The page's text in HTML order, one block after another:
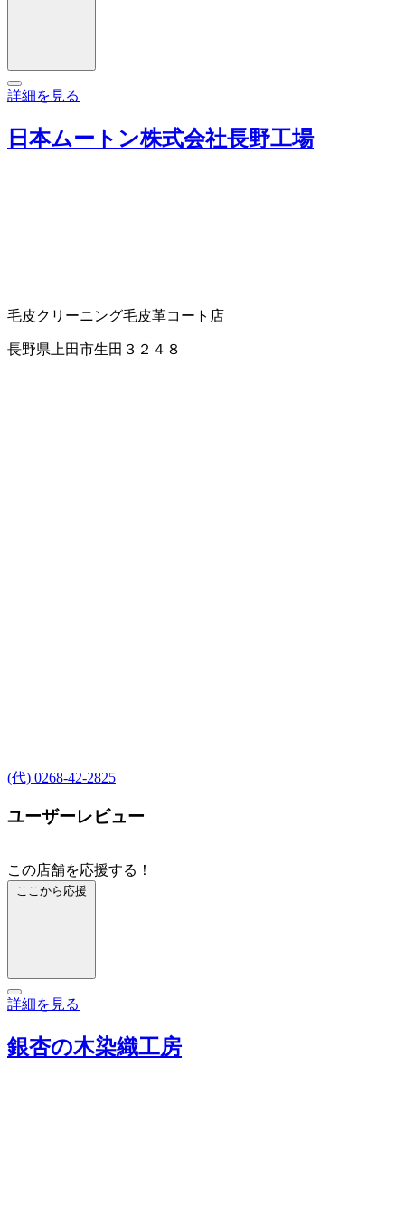
詳細を見る
日本ムートン株式会社長野工場
毛皮クリーニング毛皮革コート店
長野県上田市生田３２４８
(代) 0268-42-2825
ユーザーレビュー
この店舗を応援する！
ここから応援
詳細を見る
銀杏の木染織工房